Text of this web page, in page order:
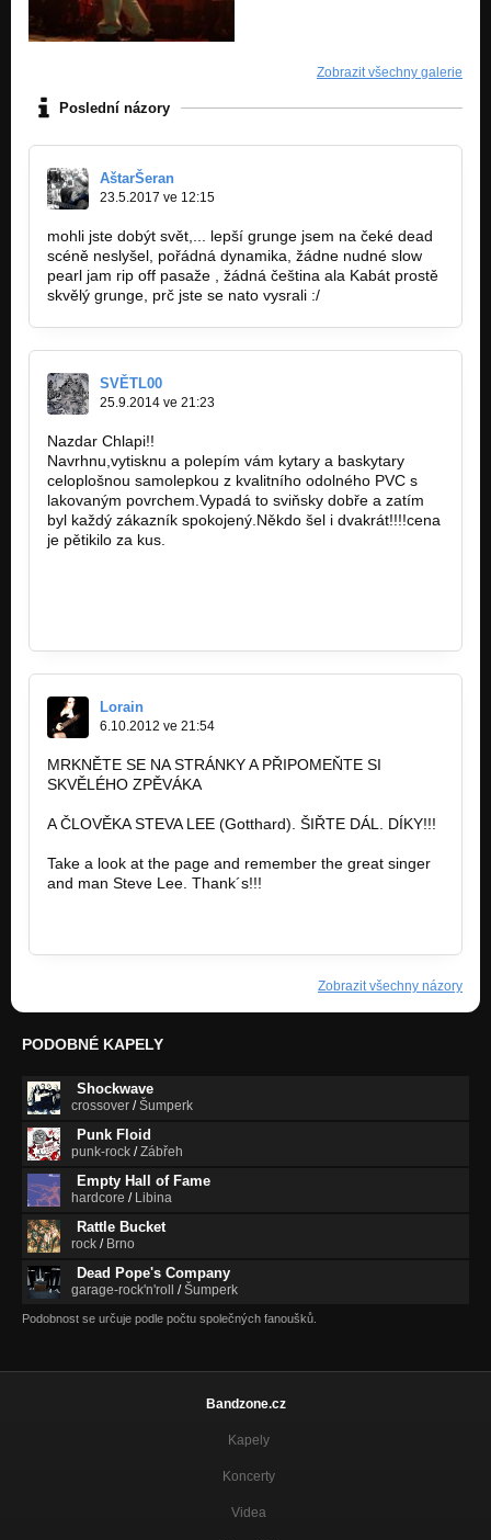
Zobrazit všechny galerie
Poslední názory
AštarŠeran
23.5.2017 ve 12:15
mohli jste dobýt svět,... lepší grunge jsem na čeké dead
scéně neslyšel, pořádná dynamika, žádne nudné slow
pearl jam rip off pasaže , žádná čeština ala Kabát prostě
skvělý grunge, prč jste se nato vysrali :/
SVĚTL00
25.9.2014 ve 21:23
Nazdar Chlapi!!
Navrhnu,vytisknu a polepím vám kytary a baskytary
celoplošnou samolepkou z kvalitního odolného PVC s
lakovaným povrchem.Vypadá to sviňsky dobře a zatím
byl každý zákazník spokojený.Někdo šel i dvakrát!!!!cena
je pětikilo za kus.
Lorain
6.10.2012 ve 21:54
MRKNĚTE SE NA STRÁNKY A PŘIPOMEŇTE SI
SKVĚLÉHO ZPĚVÁKA
A ČLOVĚKA STEVA LEE (Gotthard). ŠIŘTE DÁL. DÍKY!!!
Take a look at the page and remember the great singer
and man Steve Lee. Thank´s!!!
Zobrazit všechny názory
PODOBNÉ KAPELY
Shockwave
crossover /Šumperk
Punk Floid
punk-rock /Zábřeh
Empty Hall of Fame
hardcore / Libina
Rattle Bucket
rock / Brno
Dead Pope's Company
garage-rock'n'roll /Šumperk
Podobnost se určuje podle počtu společných fanoušků.
Bandzone.cz
Kapely
Koncerty
Videa